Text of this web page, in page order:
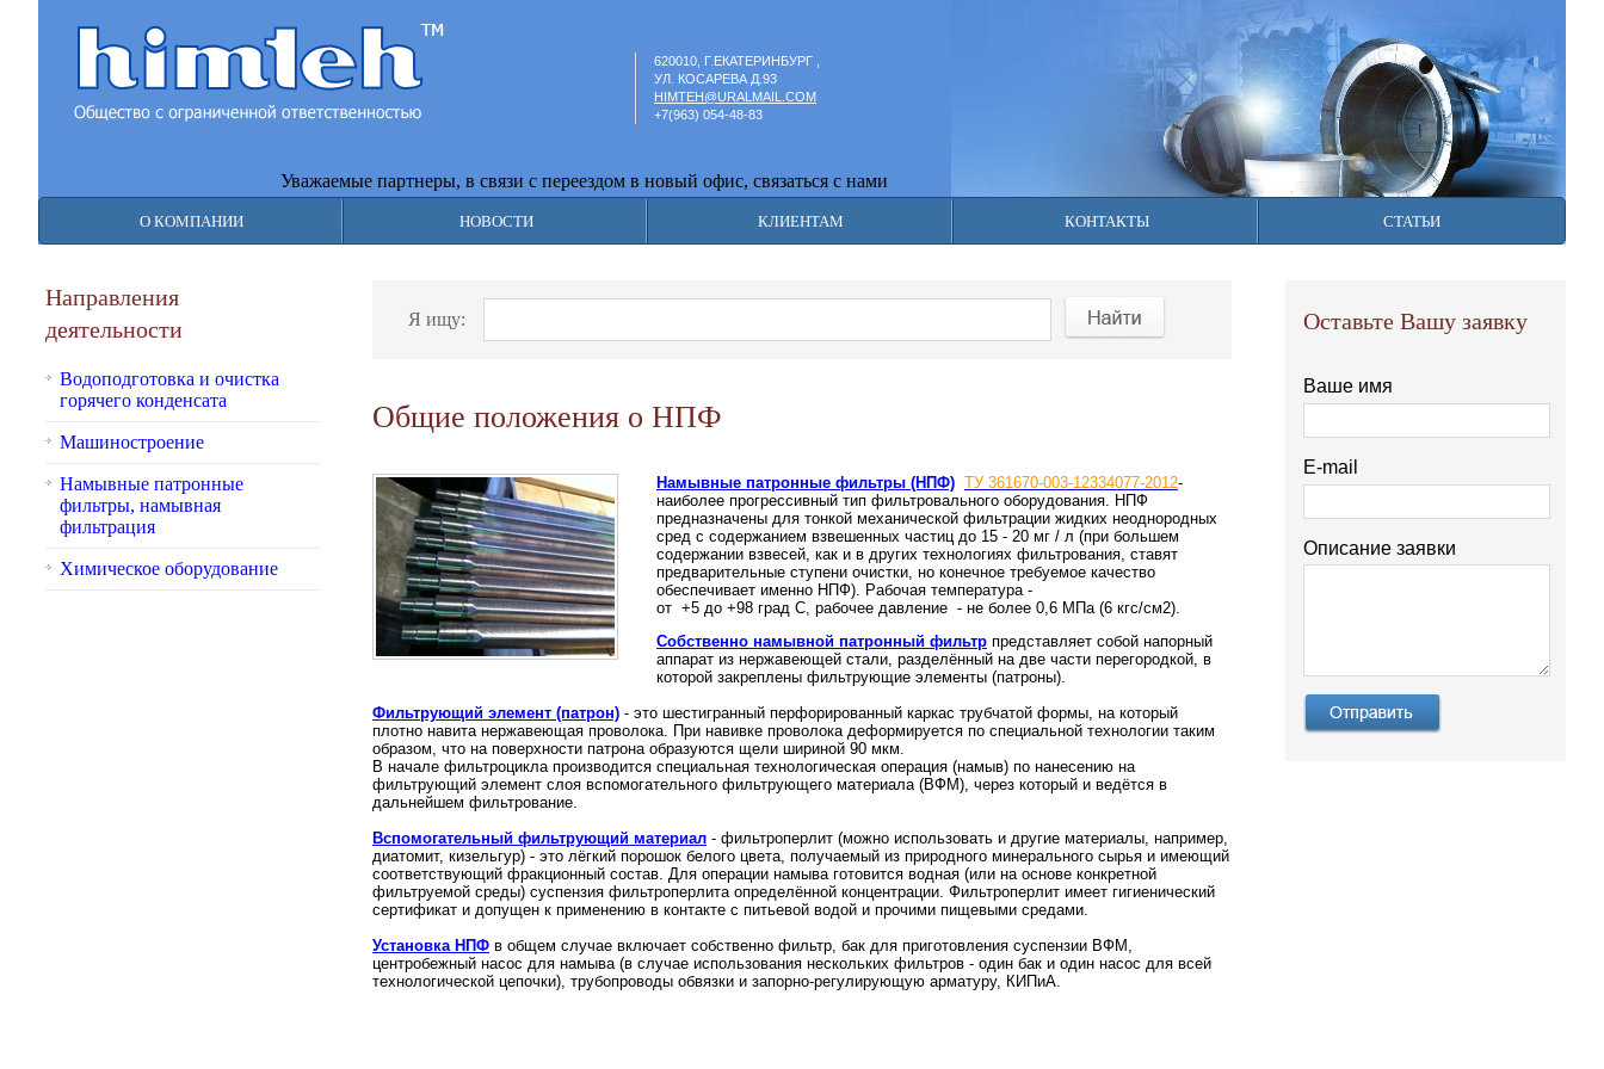
620010, Г.ЕКАТЕРИНБУРГ ,
УЛ. КОСАРЕВА Д.93
HIMTEH@URALMAIL.COM
+7(963) 054-48-83
Уважаемые партнеры, в связи с переездом в новый офис, связаться с нами можно по телефону +7 (922) 128-49-49.
О КОМПАНИИ НОВОСТИ КЛИЕНТАМ КОНТАКТЫ СТАТЬИ
Я ищу:
Общие положения о НПФ
Намывные патронные фильтры (НПФ) ТУ 361670-003-12334077-2012-
наиболее прогрессивный тип фильтровального оборудования. НПФ
предназначены для тонкой механической фильтрации жидких неоднородных
сред с содержанием взвешенных частиц до 15 - 20 мг / л (при большем
содержании взвесей, как и в других технологиях фильтрования, ставят
предварительные ступени очистки, но конечное требуемое качество
обеспечивает именно НПФ). Рабочая температура -
от +5 до +98 град С, рабочее давление - не более 0,6 МПа (6 кгс/см2).
Собственно намывной патронный фильтр представляет собой напорный
аппарат из нержавеющей стали, разделённый на две части перегородкой, в
которой закреплены фильтрующие элементы (патроны).
Фильтрующий элемент (патрон) - это шестигранный перфорированный каркас трубчатой формы, на который
плотно навита нержавеющая проволока. При навивке проволока деформируется по специальной технологии таким
образом, что на поверхности патрона образуются щели шириной 90 мкм.
В начале фильтроцикла производится специальная технологическая операция (намыв) по нанесению на
фильтрующий элемент слоя вспомогательного фильтрующего материала (ВФМ), через который и ведётся в
дальнейшем фильтрование.
Вспомогательный фильтрующий материал - фильтроперлит (можно использовать и другие материалы, например,
диатомит, кизельгур) - это лёгкий порошок белого цвета, получаемый из природного минерального сырья и имеющий
соответствующий фракционный состав. Для операции намыва готовится водная (или на основе конкретной
фильтруемой среды) суспензия фильтроперлита определённой концентрации. Фильтроперлит имеет гигиенический
сертификат и допущен к применению в контакте с питьевой водой и прочими пищевыми средами.
Установка НПФ в общем случае включает собственно фильтр, бак для приготовления суспензии ВФМ,
центробежный насос для намыва (в случае использования нескольких фильтров - один бак и один насос для всей
технологической цепочки), трубопроводы обвязки и запорно-регулирующую арматуру, КИПиА.
Направления
деятельности
Водоподготовка и очистка
горячего конденсата
Машиностроение
Намывные патронные
фильтры, намывная
фильтрация
Химическое оборудование
Оставьте Вашу заявку
Ваше имя
E-mail
Описание заявки